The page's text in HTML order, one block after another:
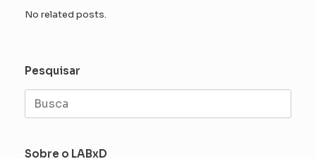
No related posts.
Pesquisar
Search
for:
Sobre o LABxD